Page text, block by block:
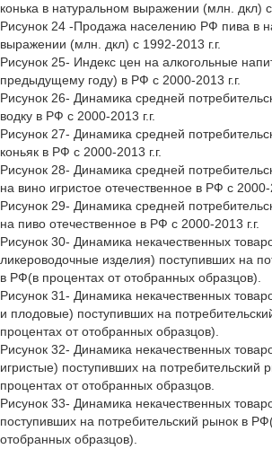
конька в натуральном выражении (млн. дкл) с
Рисунок 24 -Продажа населению РФ пива в
выражении (млн. дкл) с 1992-2013 г.г.
Рисунок 25- Индекс цен на алкогольные
предыдущему году) в РФ с 2000-2013 г.г.
Рисунок 26- Динамика средней
водку в РФ с 2000-2013 г.г.
Рисунок 27- Динамика средней
коньяк в РФ с 2000-2013 г.г.
Рисунок 28- Динамика средней
на вино игристое отечественное в РФ с 2000-
Рисунок 29- Динамика средней
на пиво отечественное в РФ с 2000-2013 г.г.
Рисунок 30- Динамика некачественных
ликероводочные изделия) поступивших на
в РФ(в процентах от отобранных образцов).
Рисунок 31- Динамика некачественных
и плодовые) поступивших на
процентах от отобранных образцов).
Рисунок 32- Динамика некачественных
игристые) поступивших на потребительский
процентах от отобранных образцов.
Рисунок 33- Динамика некачественных
поступивших на потребительский рынок в
отобранных образцов).